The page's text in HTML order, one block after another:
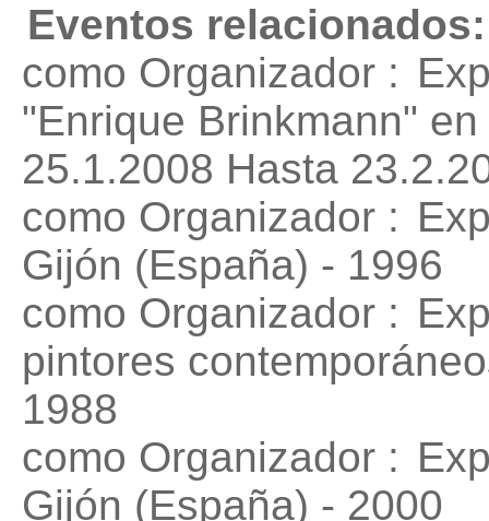
Eventos relacionados:
como Organizador :
"Enrique Brinkmann" en
25.1.2008 Hasta
como Organizador :
Gijón (España) - 1996
como Organizador :
pintores
1988
como Organizador :
Gijón (España) - 2000